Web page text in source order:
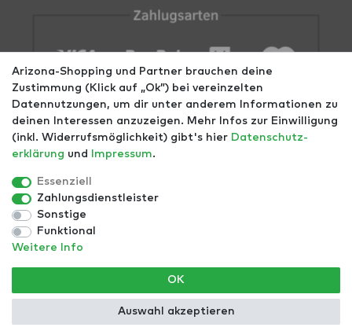
Impressum AGB Datenschutz
*Alle Preise inkl. ges. MwSt. zzgl.Versandkosten- ©
Copyright 2021 | Alle Rechte vorbehalten.
Arizona-Shopping und Partner brauchen deine
Zustimmung (Klick auf „Ok”) bei vereinzelten
Datennutzungen, um dir unter anderem Informationen zu
deinen Interessen anzuzeigen. Mehr Infos zur Einwilligung
(inkl. Widerrufsmöglichkeit) gibt's hier Daten­schutz­
erklärung und Impressum.
Essenziell
Zahlungsdienstleister
Sonstige
Funktional
Weitere Info
OK
Auswahl akzeptieren